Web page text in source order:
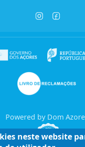
Powered by Dom
neste website